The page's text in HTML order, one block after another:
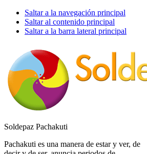
Saltar a la navegación principal
Saltar al contenido principal
Saltar a la barra lateral principal
Soldepaz Pachakuti
Pachakuti es una manera de estar y ver, de